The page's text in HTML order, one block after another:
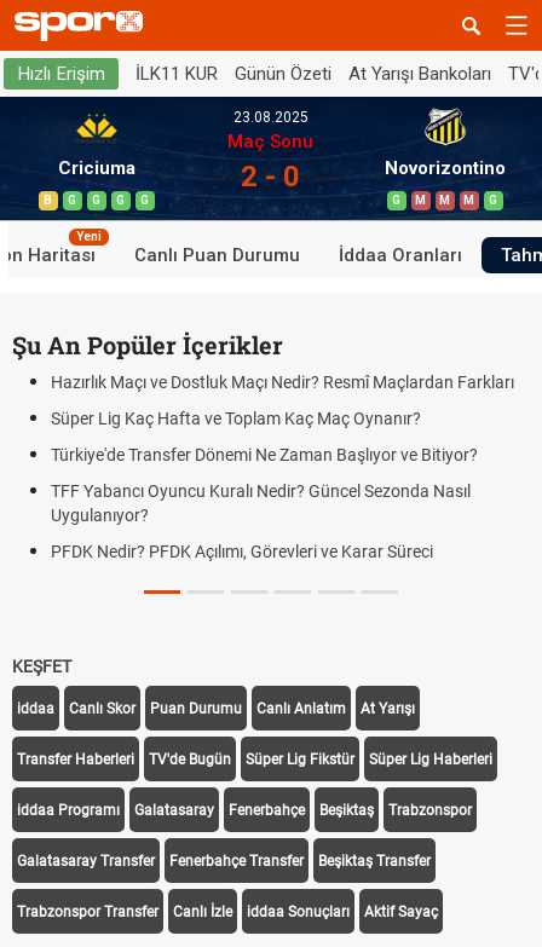
Hızlı Erişim İLK11 KUR Günün Özeti At Yarışı Bankoları
Criciuma
B G G G G
23.08.2025
Maç Sonu
2 - 0 Novorizontino
G M M M G
Haritası
Yeni
Canlı Puan Durumu İddaa Oranları
Şu An Popüler İçerikler
Hazırlık Maçı ve Dostluk Maçı Nedir? Resmî Maçlardan Farkları
Süper Lig Kaç Hafta ve Toplam Kaç Maç Oynanır?
Türkiye'de Transfer Dönemi Ne Zaman Başlıyor ve Bitiyor?
TFF Yabancı Oyuncu Kuralı Nedir? Güncel Sezonda Nasıl
Uygulanıyor?
PFDK Nedir? PFDK Açılımı, Görevleri ve Karar Süreci
KEŞFET
iddaa Canlı Skor Puan Durumu Canlı Anlatım At Yarışı
Transfer Haberleri TV'de Bugün Süper Lig Fikstür Süper Lig Haberleri
iddaa Programı Galatasaray Fenerbahçe Beşiktaş Trabzonspor
Galatasaray Transfer Fenerbahçe Transfer Beşiktaş Transfer
Trabzonspor Transfer Canlı İzle iddaa Sonuçları Aktif Sayaç